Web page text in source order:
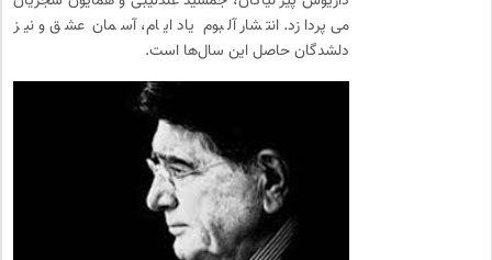
می ‌پردازد. انتشار آلبوم یاد ایام، آسمان عشق و نیز
دلشدگان حاصل این سال‌ها است.